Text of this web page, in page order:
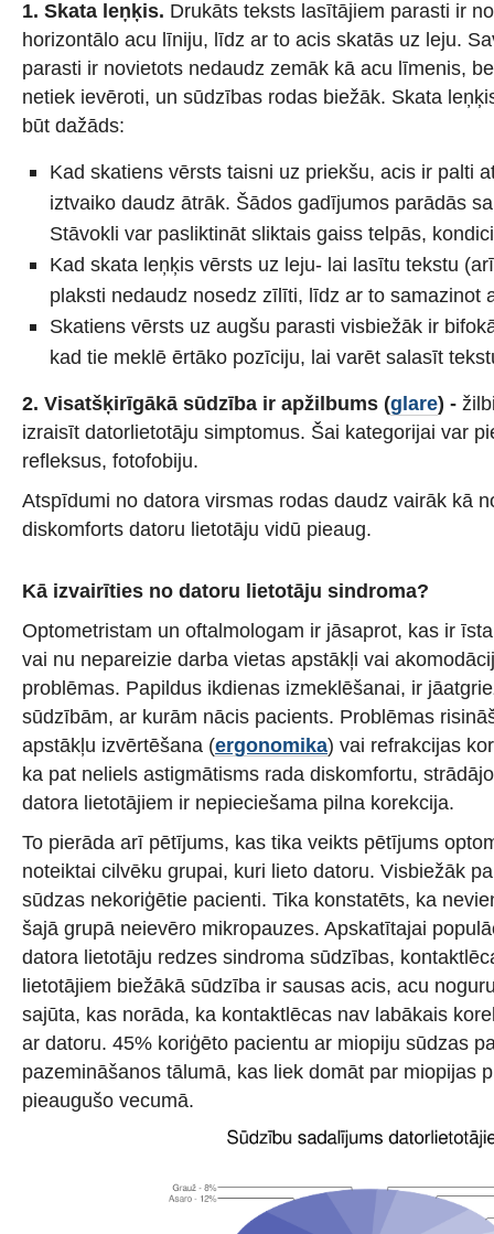
1. Skata leņķis. Drukāts teksts lasītājiem parasti ir
horizontālo acu līniju, līdz ar to acis skatās uz leju.
parasti ir novietots nedaudz zemāk kā acu līmenis,
netiek ievēroti, un sūdzības rodas biežāk. Skata
būt dažāds:
Kad skatiens vērsts taisni uz priekšu, acis ir palti
iztvaiko daudz ātrāk. Šādos gadījumos parādās
Stāvokli var pasliktināt sliktais gaiss telpās,
Kad skata leņķis vērsts uz leju- lai lasītu tekstu
plaksti nedaudz nosedz zīlīti, līdz ar to samazinot
Skatiens vērsts uz augšu parasti visbiežāk ir
kad tie meklē ērtāko pozīciju, lai varēt salasīt
2. Visatšķirīgākā sūdzība ir apžilbums (glare) -
izraisīt datorlietotāju simptomus. Šai kategorijai var
refleksus, fotofobiju.
Atspīdumi no datora virsmas rodas daudz vairāk kā
diskomforts datoru lietotāju vidū pieaug.
Kā izvairīties no datoru lietotāju sindroma?
Optometristam un oftalmologam ir jāsaprot, kas ir
vai nu nepareizie darba vietas apstākļi vai
problēmas. Papildus ikdienas izmeklēšanai, ir
sūdzībām, ar kurām nācis pacients. Problēmas
apstākļu izvērtēšana (ergonomika) vai refrakcijas
ka pat neliels astigmātisms rada diskomfortu,
datora lietotājiem ir nepieciešama pilna korekcija.
To pierāda arī pētījums, kas tika veikts pētījums
noteiktai cilvēku grupai, kuri lieto datoru. Visbiežāk
sūdzas nekoriģētie pacienti. Tika konstatēts, ka
šajā grupā neievēro mikropauzes. Apskatītajai
datora lietotāju redzes sindroma sūdzības,
lietotājiem biežākā sūdzība ir sausas acis, acu
sajūta, kas norāda, ka kontaktlēcas nav labākais
ar datoru. 45% koriģēto pacientu ar miopiju sūdzas
pazemināšanos tālumā, kas liek domāt par miopijas
pieaugušo vecumā.